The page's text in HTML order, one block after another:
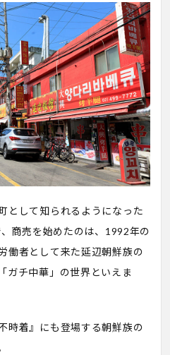
として知られるようになった
商売を始めたのは、1992年の
働者として来た延辺朝鮮族の
ガチ中華」の世界といえま
時着』にも登場する朝鮮族の